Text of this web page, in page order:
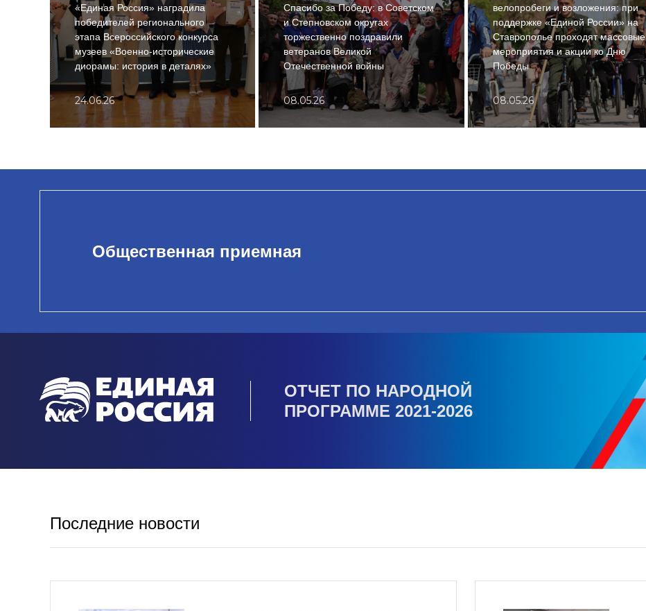
«Единая Россия» наградила
победителей регионального
этапа Всероссийского конкурса
музеев «Военно-исторические
диорамы: история в деталях»
24.06.26
Спасибо за Победу: в Советском
и Степновском округах
торжественно поздравили
ветеранов Великой
Отечественной войны
08.05.26
велопробеги и возложения: при
поддержке «Единой России» на
Ставрополье проходят массовые
мероприятия и акции ко Дню
Победы
08.05.26
Общественная приемная
ОТЧЕТ ПО НАРОДНОЙ
ПРОГРАММЕ 2021-2026
Последние новости